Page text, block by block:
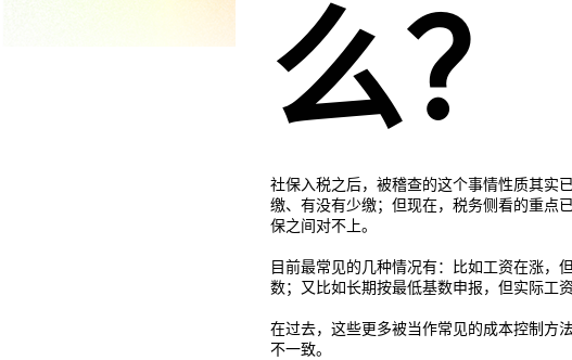
么？
社保入税之后，被稽查的这个事情性质其实
缴、有没有少缴；但现在，税务侧看的重点
保之间对不上。
目前最常见的几种情况有：比如工资在涨，
数；又比如长期按最低基数申报，但实际工
在过去，这些更多被当作常见的成本控制方
不一致。